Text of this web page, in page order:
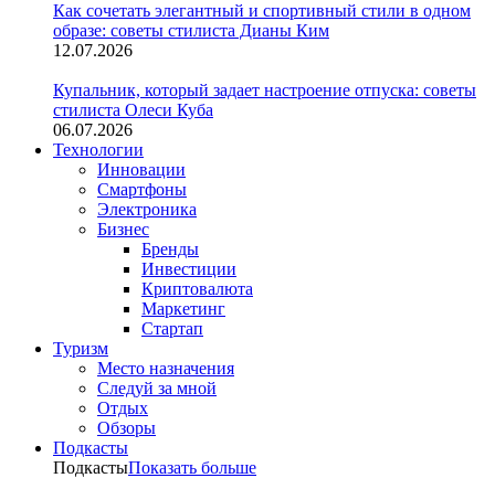
Как сочетать элегантный и спортивный стили в одном
образе: советы стилиста Дианы Ким
12.07.2026
Купальник, который задает настроение отпуска: советы
стилиста Олеси Куба
06.07.2026
Технологии
Инновации
Смартфоны
Электроника
Бизнес
Бренды
Инвестиции
Криптовалюта
Маркетинг
Стартап
Туризм
Место назначения
Следуй за мной
Отдых
Обзоры
Подкасты
ПодкастыПоказать больше